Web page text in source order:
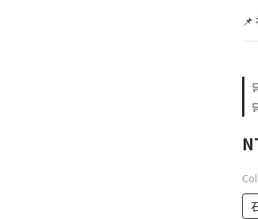
📌